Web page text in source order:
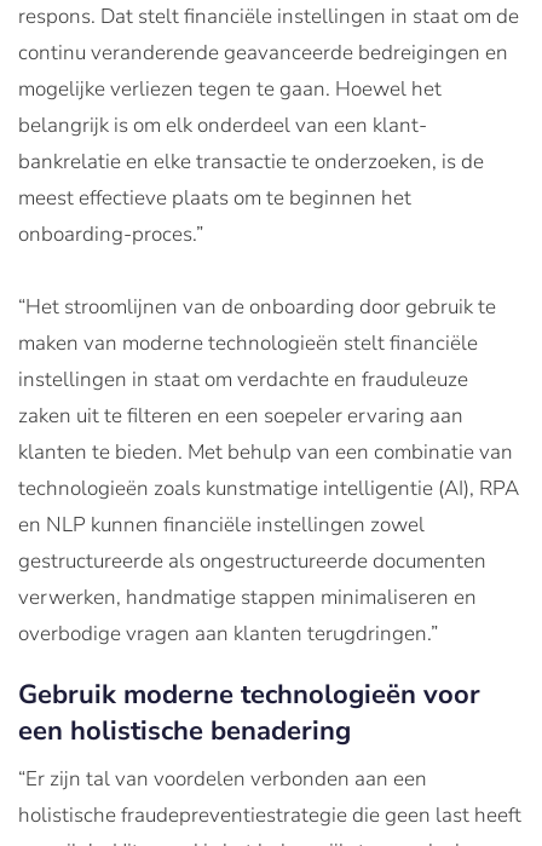
respons. Dat stelt financiële instellingen in staat om de
continu veranderende geavanceerde bedreigingen en
mogelijke verliezen tegen te gaan. Hoewel het
belangrijk is om elk onderdeel van een klant-
bankrelatie en elke transactie te onderzoeken, is de
meest effectieve plaats om te beginnen het
onboarding-proces.”
“Het stroomlijnen van de onboarding door gebruik te
maken van moderne technologieën stelt financiële
instellingen in staat om verdachte en frauduleuze
zaken uit te filteren en een soepeler ervaring aan
klanten te bieden. Met behulp van een combinatie van
technologieën zoals kunstmatige intelligentie (AI), RPA
en NLP kunnen financiële instellingen zowel
gestructureerde als ongestructureerde documenten
verwerken, handmatige stappen minimaliseren en
overbodige vragen aan klanten terugdringen.”
Gebruik moderne technologieën voor
een ​​holistische benadering
“Er zijn tal van voordelen verbonden aan een
holistische fraudepreventiestrategie die geen last heeft